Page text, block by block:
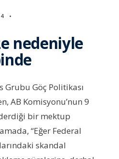
•
nedeniyle
Grubu Göç Politikası
AB Komisyonu’nun 9
bir mektup
“Eğer Federal
skandal